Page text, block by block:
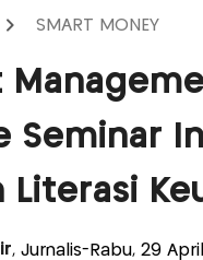
SMART MONEY
Seminar
Literasi
, Jurnalis-Rabu, 29